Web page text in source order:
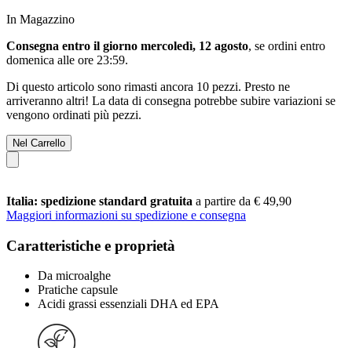
In Magazzino
Consegna entro il giorno mercoledì, 12 agosto, se ordini entro
domenica alle ore 23:59.
Di questo articolo sono rimasti ancora 10 pezzi. Presto ne
arriveranno altri! La data di consegna potrebbe subire variazioni se
vengono ordinati più pezzi.
Nel Carrello
Italia: spedizione standard gratuita a partire da € 49,90
Maggiori informazioni su spedizione e consegna
Caratteristiche e proprietà
Da microalghe
Pratiche capsule
Acidi grassi essenziali DHA ed EPA